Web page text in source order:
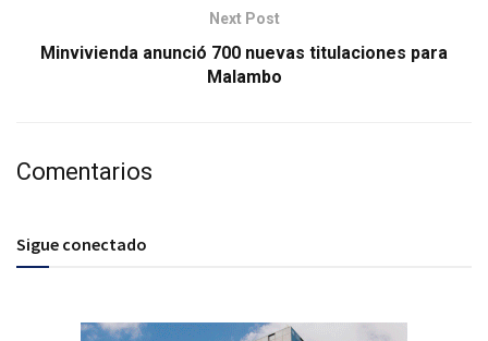
Next Post
Minvivienda anunció 700 nuevas titulaciones para
Malambo
Comentarios
Sigue conectado